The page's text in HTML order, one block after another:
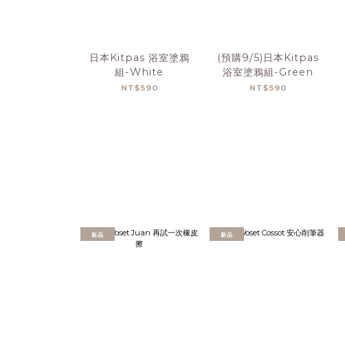
日本Kitpas 浴室塗鴉
組-White
NT$590
(預購9/5)日本Kitpas
浴室塗鴉組-Green
NT$590
新品 新品